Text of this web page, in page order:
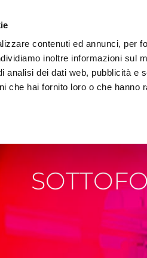
contenuti ed annunci, per
inoltre informazioni sul
analisi dei dati web, pubblicità e
che hai fornito loro o che hanno
DOWNLOAD TECNOLOGIA